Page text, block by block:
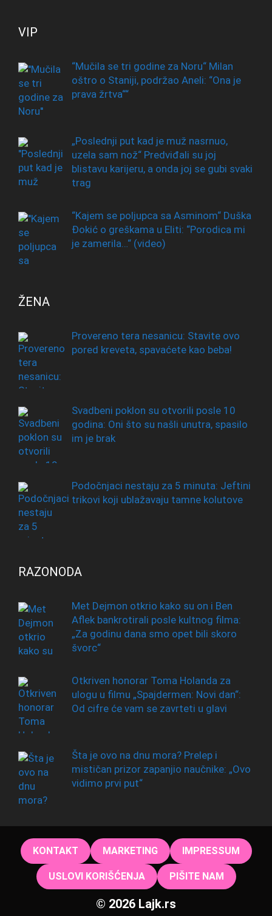
VIP
“Mučila se tri godine za Noru“ Milan
oštro o Staniji, podržao Aneli: “Ona je
prava žrtva““
„Poslednji put kad je muž nasrnuo,
uzela sam nož“ Predviđali su joj
blistavu karijeru, a onda joj se gubi svaki
trag
“Kajem se poljupca sa Asminom“ Duška
Đokić o greškama u Eliti: “Porodica mi
je zamerila…“ (video)
ŽENA
Provereno tera nesanicu: Stavite ovo
pored kreveta, spavaćete kao beba!
Svadbeni poklon su otvorili posle 10
godina: Oni što su našli unutra, spasilo
im je brak
Podočnjaci nestaju za 5 minuta: Jeftini
trikovi koji ublažavaju tamne kolutove
RAZONODA
Met Dejmon otkrio kako su on i Ben
Aflek bankrotirali posle kultnog filma:
„Za godinu dana smo opet bili skoro
švorc“
Otkriven honorar Toma Holanda za
ulogu u filmu „Spajdermen: Novi dan“:
Od cifre će vam se zavrteti u glavi
Šta je ovo na dnu mora? Prelep i
mističan prizor zapanjio naučnike: „Ovo
vidimo prvi put“
KONTAKT MARKETING IMPRESSUM
USLOVI KORIŠĆENJA PIŠITE NAM
© 2026 Lajk.rs